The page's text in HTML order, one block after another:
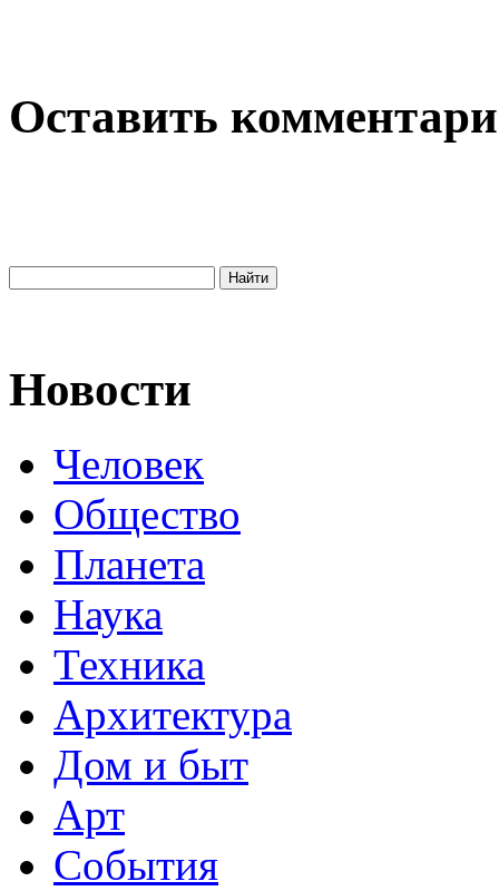
Оставить
Новости
Человек
Общество
Планета
Наука
Техника
Архитектура
Дом и быт
Арт
События